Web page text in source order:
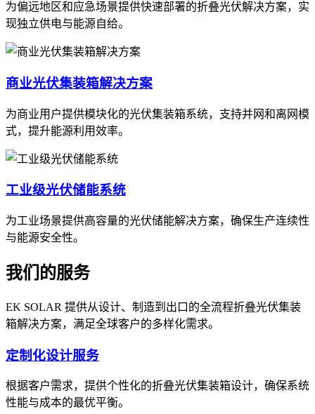
为偏远地区和应急场景提供快速部署的折叠光伏解决方案，实
现独立供电与能源自给。
商业光伏集装箱解决方案
为商业用户提供模块化的光伏集装箱系统，支持并网和离网模
式，提升能源利用效率。
工业级光伏储能系统
为工业场景提供高容量的光伏储能解决方案，确保生产连续性
与能源安全性。
我们的服务
EK SOLAR 提供从设计、制造到出口的全流程折叠光伏集装
箱解决方案，满足全球客户的多样化需求。
定制化设计服务
根据客户需求，提供个性化的折叠光伏集装箱设计，确保系统
性能与成本的最优平衡。